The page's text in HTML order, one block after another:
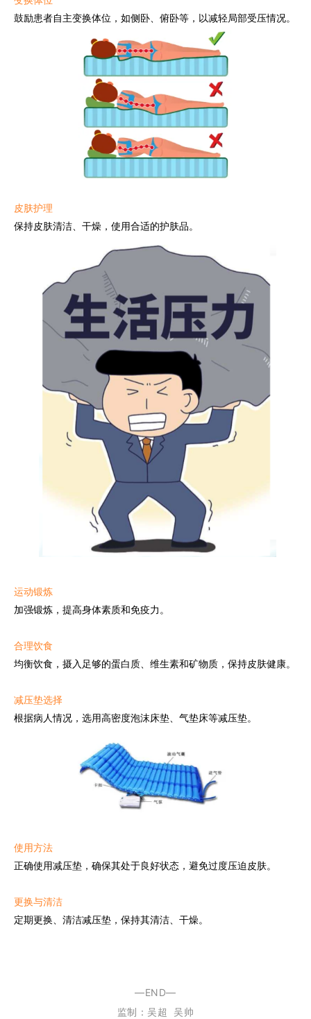
鼓励患者自主变换体位，如侧卧、俯卧等，以减轻局部受压情况。
皮肤护理
保持皮肤清洁、干燥，使用合适的护肤品。
运动锻炼
加强锻炼，提高身体素质和免疫力。
合理饮食
均衡饮食，摄入足够的蛋白质、维生素和矿物质，保持皮肤健康。
减压垫选择
根据病人情况，选用高密度泡沫床垫、气垫床等减压垫。
使用方法
正确使用减压垫，确保其处于良好状态，避免过度压迫皮肤。
更换与清洁
定期更换、清洁减压垫，保持其清洁、干燥。
—END—
监制： 吴超
吴帅